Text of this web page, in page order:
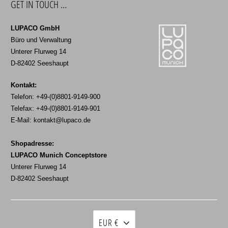
GET IN TOUCH …
LUPACO GmbH
Büro und Verwaltung
Unterer Flurweg 14
D-82402 Seeshaupt
Kontakt:
Telefon: +49-(0)8801-9149-900
Telefax: +49-(0)8801-9149-901
E-Mail: kontakt@lupaco.de
Shopadresse:
LUPACO Munich Conceptstore
Unterer Flurweg 14
D-82402 Seeshaupt
EUR €